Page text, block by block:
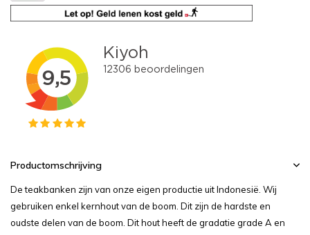
Productomschrijving
De teakbanken zijn van onze eigen productie uit Indonesië. Wij
gebruiken enkel kernhout van de boom. Dit zijn de hardste en
oudste delen van de boom. Dit hout heeft de gradatie grade A en